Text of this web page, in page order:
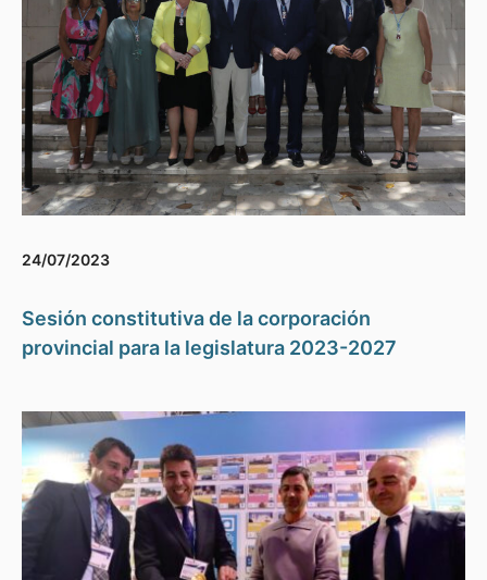
24/07/2023
Sesión constitutiva de la corporación
provincial para la legislatura 2023-2027